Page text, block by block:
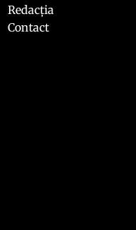
Redacția
Contact